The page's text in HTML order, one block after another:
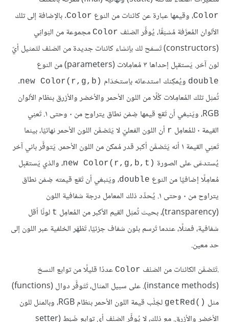
Color، وقيمها عبارة عن كائنات من النوع Color. بالإضافة إلى تلك
الألوان المُعرَّفة مُسْبَقًا، يُوفِّر الصَنْف Color مجموعة من البَوانِي
(constructors) تَسمَح لك بإنشاء كائنات جديدة من الصَنْف لتَمثيل أيّ
لون آخر. يَستقبِل إحداها ٣ مُعامِلات (parameters) من النوع
double ويُمكِنك استدعائه باِستخدَام new Color(r,g,b)‎
.
تُمثِل تلك المُعامِلات كُلًا من اللون الأحمر والأخضر والأزرق بنظام الألوان
RGB، ويَنبغي أن تَقع قيمها ضِمْن نطاق يتراوح من ٠ وحتى ١. تَعنِي
القيمة ٠ للمُعامِل
r أن اللون الفعليّ لا يَتَضمَّن اللون الأحمر نهائيًا، بينما
تَعنِي القيمة ١ أنه يَتَضمَّن أكبر قدر مُمكن من اللون الأحمر. يَتوفَّر باني آخر
يُستدعَى على الصورة new Color(r,g,b,t)‎، والذي يَستقبِل
مُعامِلًا إضافيًا من النوع double، ويَنبغي أن تَقع قيمته ضِمْن نطاق
يتراوح من ٠ وحتى ١. يُحدِّد ذلك المعامل درجة شفافية اللون
(transparency)، بحيث تُمثِل القيم الأكبر من المُعامِل
t لونًا أقل
شفافية، فمثلًا، عندما تَرسم بلون شفاف جزئيًا، تَظهَر الخلفية عبر اللون إلى
حد معين.
.تَتَضمَّن الكائنات من الصَنْف Color عددًا قليلًا من توابع النسخ
(instance methods). على سبيل المثال، تَتَوفَّر دوال (functions)
مثل getRed()‎
لجَلْب قيمة اللون الأحمر بنظام RGB، وبالمثل للون